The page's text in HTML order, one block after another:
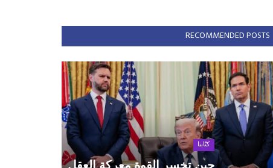
RECOMMENDED POSTS
كتّابنا
حين تخسر القوة معركة العقل